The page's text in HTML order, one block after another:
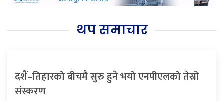
थप समाचार
दशैं–तिहारको बीचमै सुरु हुने भयो एनपीएलको तेस्रो
संस्करण